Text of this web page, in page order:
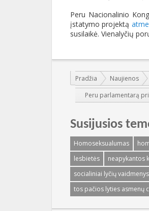
Peru Nacionalinio
įstatymo projektą
susilaikė. Vienalyčių
Jūs esate čia:
Pradžia Naujienos
Peru parlamentarą
Susijusios
Homoseksualumas
lesbietės
neapykantos
socialiniai lyčių vaidmenys
tos pačios lyties asmenų